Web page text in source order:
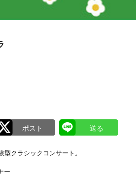
クラシックコンサート。
ー